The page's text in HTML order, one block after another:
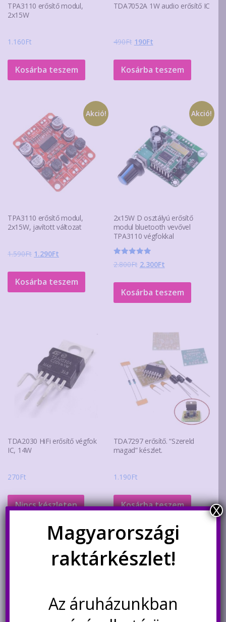
TPA3110 erősítő modul,
2x15W
1.160Ft
Kosárba teszem
TDA7052A 1W audio erősítő IC
490Ft Original
was:
490Ft.
190FtCurrent
is:
190Ft.
Kosárba teszem
Akció!
TPA3110 erősítő modul,
2x15W, javított változat
1.590Ft Original
was:
1.590Ft.
1.290Ft
is:
1.290Ft.
Kosárba teszem
Akció!
2x15W D osztályú erősítő
modul bluetooth vevővel
TPA3110 végfokkal
Értékelés:
5.00
2.800Ft Original
was:
2.800Ft.
2.300FtCurrent
is:
2.300Ft.
Kosárba teszem
TDA2030 HiFi erősítő végfok
IC, 14W
270Ft
Nincs készleten
Értesítésetek ha
újra elérhető
TDA7297 erősítő. “Szereld
magad” készlet.
1.190Ft
Kosárba teszem
Magyarországi
raktárkészlet!
Az áruházunkban
X